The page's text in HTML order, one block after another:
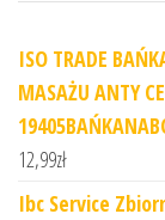
ISO TRADE
MASAŻU ANTY
12,99zł
Ibc Service